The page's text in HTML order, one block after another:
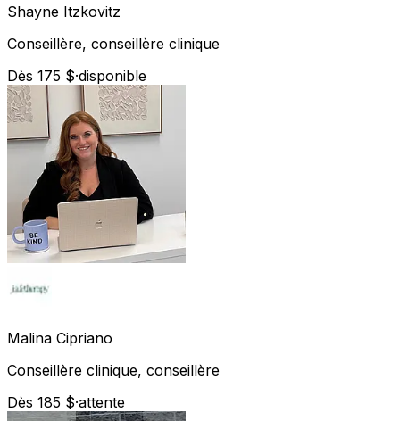
Shayne Itzkovitz
Conseillère, conseillère clinique
Dès 175 $·disponible
Malina Cipriano
Conseillère clinique, conseillère
Dès 185 $·attente